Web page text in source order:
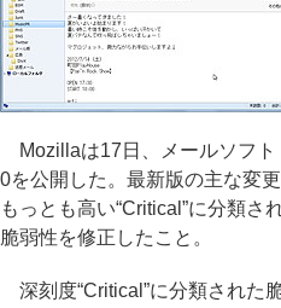
Mozillaは17日、メールソフト
0を公開した。最新版の主な変
もっとも高い“Critical”に分類さ
脆弱性を修正したこと。
深刻度“Critical”に分類された